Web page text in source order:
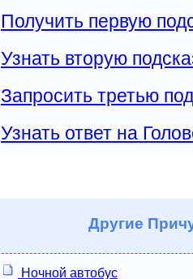
Получить первую
Узнать вторую
Запросить третью
Узнать ответ на
Другие
Ночной автобус